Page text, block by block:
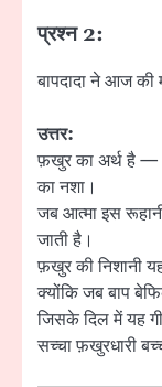
प्रश्न 2:
बापदादा ने आज की
उत्तर:
फ़खुर का अर्थ है —
का नशा।
जब आत्मा इस
जाती है।
फ़खुर की निशानी
क्योंकि जब बाप
जिसके दिल में यह
सच्चा फ़खुरधारी